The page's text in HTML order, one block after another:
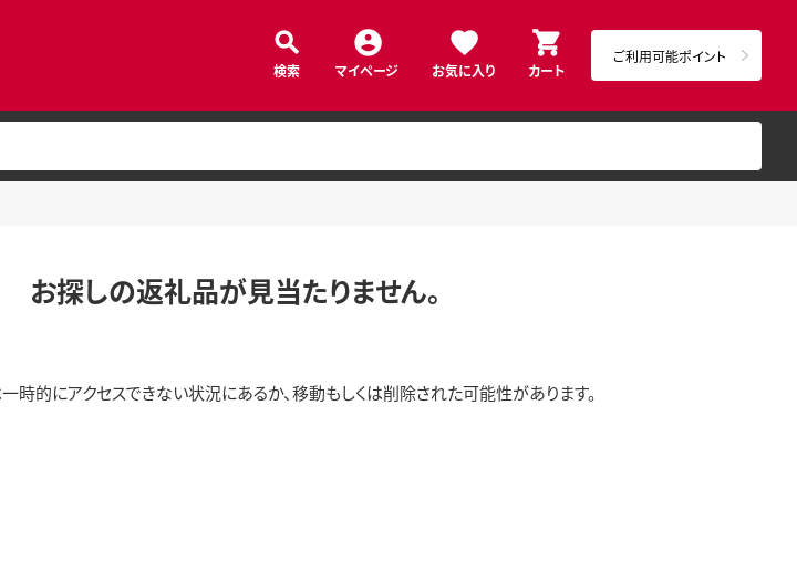
検索 マイページ お気に入り カート
ご利用可能ポイント
お探しの返礼品が見当たりません。
時的にアクセスできない状況にあるか、移動もしくは削除された可能性があります。